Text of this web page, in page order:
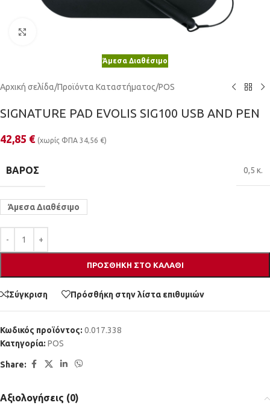
Άμεσα Διαθέσιμο
Αρχική σελίδα/Προϊόντα Καταστήματος/POS
SIGNATURE PAD EVOLIS SIG100 USB AND PEN
42,85 € (χωρίς ΦΠΑ 34,56 €)
ΒΆΡΟΣ 0,5 κ.
Άμεσα Διαθέσιμο
ΠΡΟΣΘΉΚΗ ΣΤΟ ΚΑΛΆΘΙ
Σύγκριση Πρόσθήκη στην λίστα επιθυμιών
Κωδικός προϊόντος: 0.017.338
Κατηγορία: POS
Share:
Αξιολογήσεις (0)